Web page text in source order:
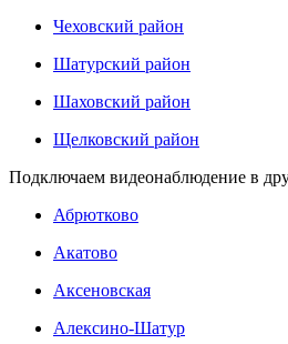
Чеховский район
Шатурский район
Шаховский район
Щелковский район
Подключаем видеонаблюдение в
Абрютково
Акатово
Аксеновская
Алексино-Шатур